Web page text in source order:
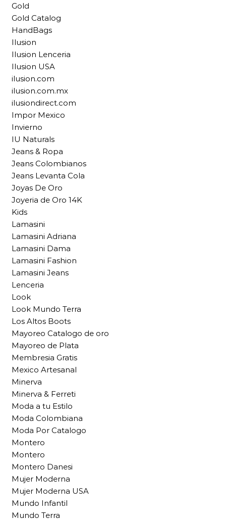
Gold
Gold Catalog
HandBags
Ilusion
Ilusion Lenceria
Ilusion USA
ilusion.com
ilusion.com.mx
ilusiondirect.com
Impor Mexico
Invierno
IU Naturals
Jeans & Ropa
Jeans Colombianos
Jeans Levanta Cola
Joyas De Oro
Joyeria de Oro 14K
Kids
Lamasini
Lamasini Adriana
Lamasini Dama
Lamasini Fashion
Lamasini Jeans
Lenceria
Look
Look Mundo Terra
Los Altos Boots
Mayoreo Catalogo de oro
Mayoreo de Plata
Membresia Gratis
Mexico Artesanal
Minerva
Minerva & Ferreti
Moda a tu Estilo
Moda Colombiana
Moda Por Catalogo
Montero
Montero
Montero Danesi
Mujer Moderna
Mujer Moderna USA
Mundo Infantil
Mundo Terra